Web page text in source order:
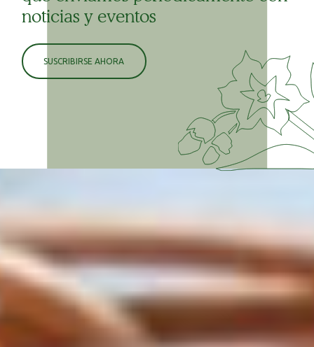
noticias y eventos
SUSCRIBIRSE AHORA